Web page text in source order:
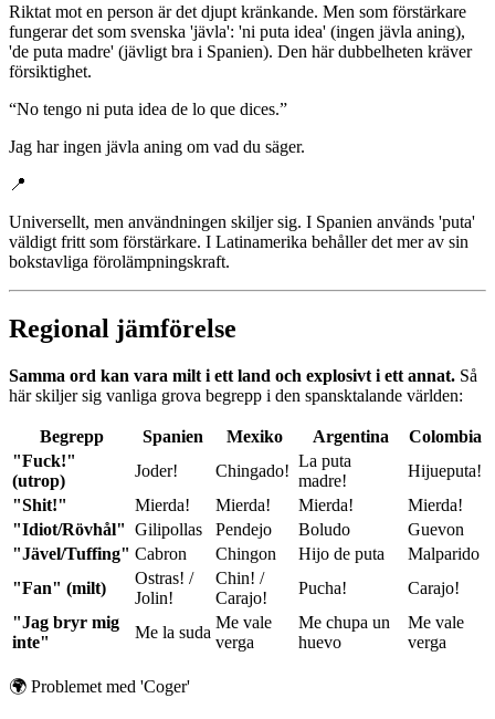
Riktat mot en person är det djupt kränkande. Men som förstärkare
fungerar det som svenska 'jävla': 'ni puta idea' (ingen jävla aning),
'de puta madre' (jävligt bra i Spanien). Den här dubbelheten kräver
försiktighet.
“No tengo ni puta idea de lo que dices.”
Jag har ingen jävla aning om vad du säger.
📍
Universellt, men användningen skiljer sig. I Spanien används 'puta'
väldigt fritt som förstärkare. I Latinamerika behåller det mer av sin
bokstavliga förolämpningskraft.
Regional jämförelse
Samma ord kan vara milt i ett land och explosivt i ett annat. Så
här skiljer sig vanliga grova begrepp i den spansktalande världen:
Begrepp Spanien Mexiko Argentina
Colombia
"Fuck!"
(utrop)
Joder! Chingado!
La puta
madre!
Hijueputa!
"Shit!"
Mierda! Mierda! Mierda!
Mierda!
"Idiot/Rövhål" Gilipollas Pendejo Boludo
Guevon
"Jävel/Tuffing" Cabron Chingon Hijo de puta
Malparido
"Fan" (milt)
Ostras! /
Jolin!
Chin! /
Carajo!
Pucha!
Carajo!
"Jag bryr mig
inte"
Me la suda
Me vale
verga
Me chupa un
huevo
Me vale
verga
🌍 Problemet med 'Coger'